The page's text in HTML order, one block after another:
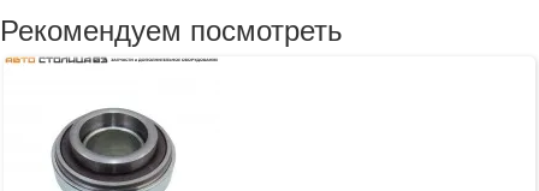
Рекомендуем посмотреть